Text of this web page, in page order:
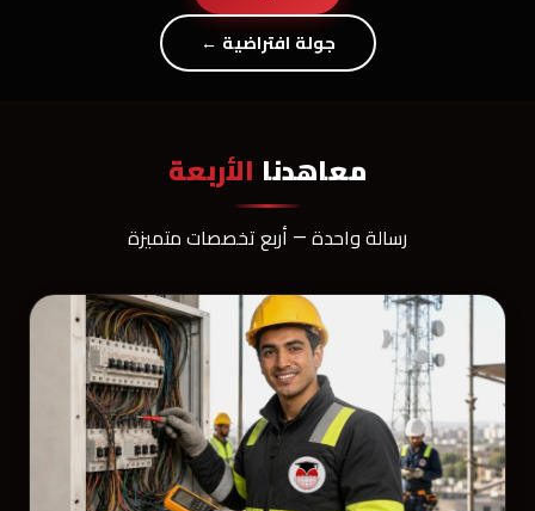
جولة افتراضية ←
معاهدنا الأربعة
رسالة واحدة — أربع تخصصات متميزة